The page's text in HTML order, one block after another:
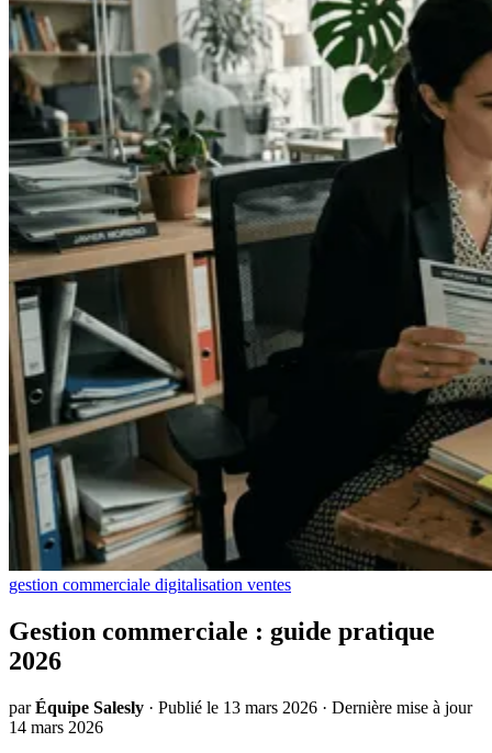
gestion commerciale digitalisation ventes
Gestion commerciale : guide pratique
2026
parÉquipe Salesly · Publié le 13 mars 2026 · Dernière mise à jour
14 mars 2026